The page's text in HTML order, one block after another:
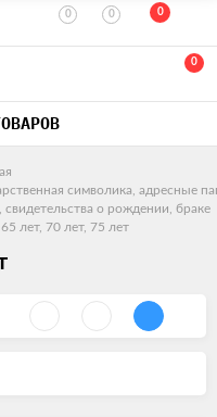
0 0 0
0
символика, адресные
о рождении, браке
лет, 70 лет, 75 лет